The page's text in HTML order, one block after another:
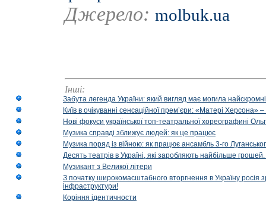
Джерело: molbuk.ua
Інші:
Забута легенда України: який вигляд має могила
Київ в очікуванні сенсаційної прем’єри: «Матері
Нові фокуси української топ-театральної хореографині
Музика справді зближує людей: як це працює
Музика поряд із війною: як працює ансамбль 3-го
Десять театрів в Україні, які заробляють найбільше
Музикант з Великої літери
З початку широкомасштабного вторгнення в Україну росія
інфраструктури!
Коріння ідентичности